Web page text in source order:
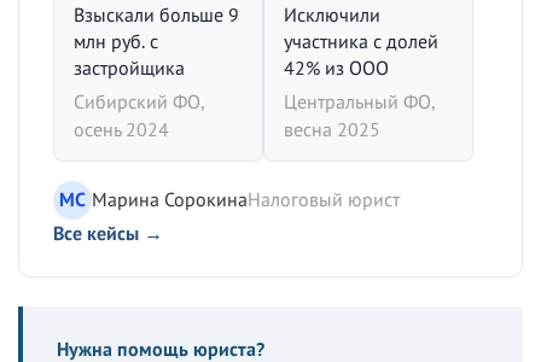
Взыскали больше 9
млн руб. с
застройщика
Сибирский ФО,
осень 2024
Исключили
участника с долей
42% из ООО
Центральный ФО,
весна 2025
МС Марина СорокинаНалоговый юрист
Все кейсы →
Нужна помощь юриста?